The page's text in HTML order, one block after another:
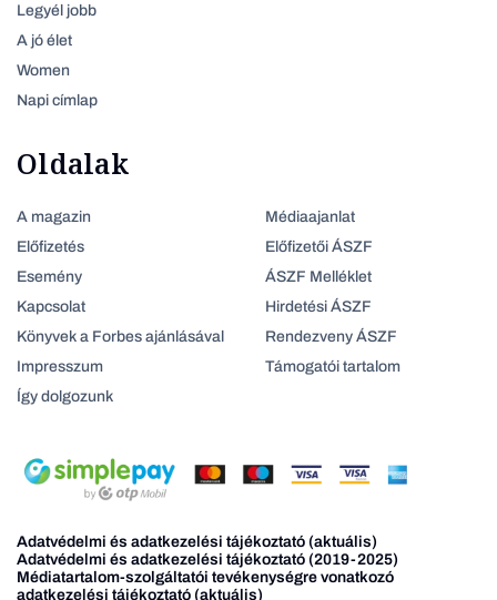
Legyél jobb
A jó élet
Women
Napi címlap
Oldalak
A magazin
Előfizetés
Esemény
Kapcsolat
Könyvek a Forbes ajánlásával
Impresszum
Így dolgozunk
Médiaajanlat
Előfizetői ÁSZF
ÁSZF Melléklet
Hirdetési ÁSZF
Rendezveny ÁSZF
Támogatói tartalom
Adatvédelmi és adatkezelési tájékoztató (aktuális)
Adatvédelmi és adatkezelési tájékoztató (2019-2025)
Médiatartalom-szolgáltatói tevékenységre vonatkozó
adatkezelési tájékoztató (aktuális)